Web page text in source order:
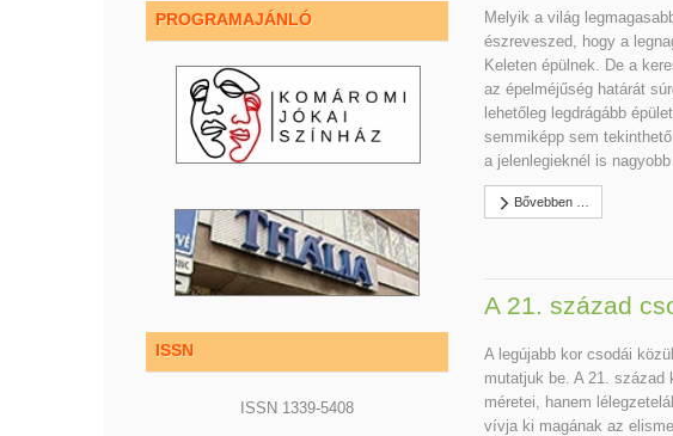
Melyik a világ
észreveszed, hogy a
Keleten épülnek. De a
az épelméjűség határát
lehetőleg legdrágább
semmiképp sem
a jelenlegieknél is
Bővebben …
A 21. század
A legújabb kor csodái
mutatjuk be. A 21. század
méretei, hanem
vívja ki magának az
PROGRAMAJÁNLÓ
ISSN
ISSN 1339-5408